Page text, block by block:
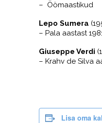
–
Lepo Sumera
– Pala aastast
Giuseppe Verdi
– Krahv de Silva
Lisa oma